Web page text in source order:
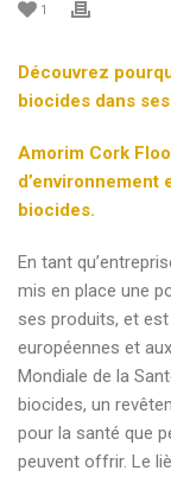
1
Découvrez
biocides dans
Amorim Cork
d’environnement
biocides.
En tant
mis en place une
ses produits, et
européennes et
Mondiale de la
biocides, un
pour la santé que
peuvent offrir. Le